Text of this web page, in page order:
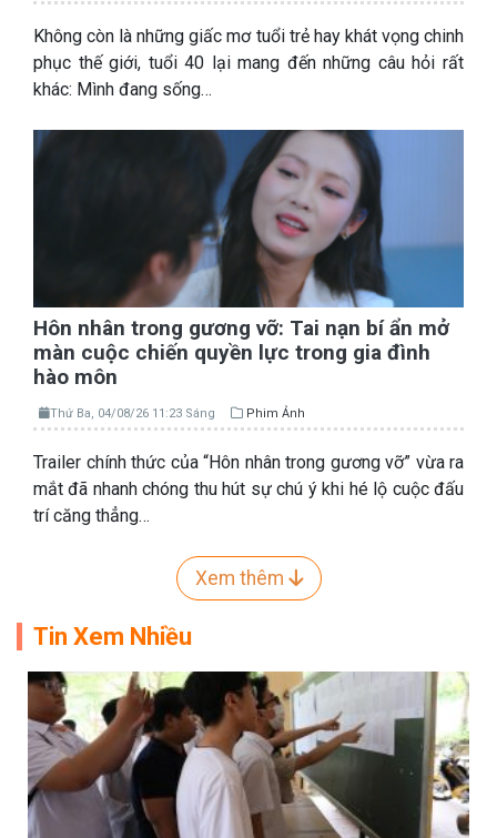
Không còn là những giấc mơ tuổi trẻ hay khát vọng chinh
phục thế giới, tuổi 40 lại mang đến những câu hỏi rất
khác: Mình đang sống…
Hôn nhân trong gương vỡ: Tai nạn bí ẩn mở
màn cuộc chiến quyền lực trong gia đình
hào môn
Thứ Ba, 04/08/26 11:23 Sáng Phim Ảnh
Trailer chính thức của “Hôn nhân trong gương vỡ” vừa ra
mắt đã nhanh chóng thu hút sự chú ý khi hé lộ cuộc đấu
trí căng thẳng…
Xem thêm
Tin Xem Nhiều